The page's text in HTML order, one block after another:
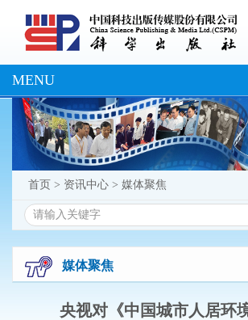
MENU
首页 > 资讯中心 > 媒体聚焦
媒体聚焦
央视对《中国城市人居环